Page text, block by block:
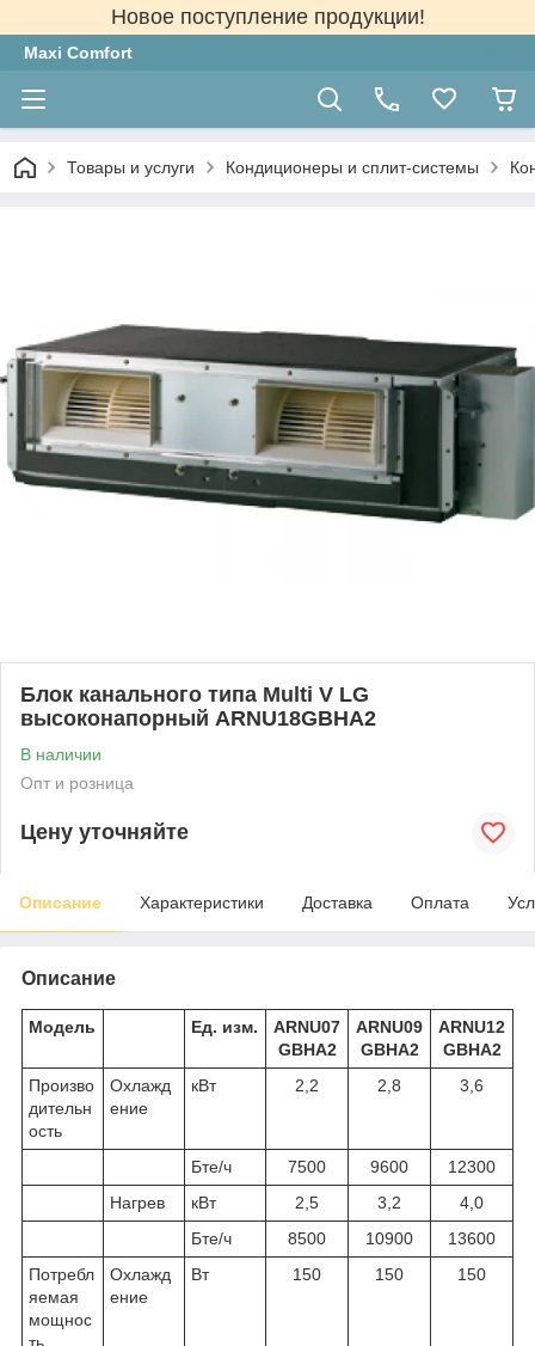
Новое поступление продукции!
Maxi Comfort
Товары и услуги Кондиционеры и сплит-системы
Блок канального типа Multi V LG
высоконапорный ARNU18GBHA2
В наличии
Опт и розница
Цену уточняйте
Описание Характеристики Доставка Оплата
Описание
Модель Ед. изм.
ARNU07
GBHA2
ARNU09
GBHA2
ARNU12
GBHA2
Произво
дительн
ость
Охлажд
ение
кВт 2,2 2,8 3,6
Бте/ч 7500 9600
12300
Нагрев
кВт 2,5 3,2
4,0
Бте/ч
8500 10900
13600
Потребл
яемая
мощнос
ть
Охлажд
ение
Вт 150 150 150